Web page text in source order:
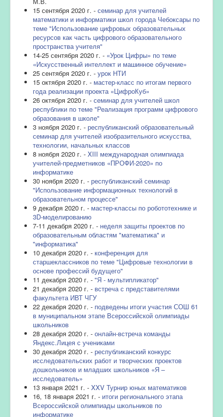
15 сентября 2020 г. - семинар для учителей
математики и информатики школ города Чебоксары по
теме "Использование цифровых образовательных
ресурсов как часть цифрового образовательного
пространства учителя"
14-25 сентября 2020 г. - «Урок Цифры» по теме
«Искусственный интеллект и машинное обучение»
25 сентября 2020 г. - урок НТИ
15 октября 2020 г. - мастер-класс по итогам первого
года реализации проекта «ЦифроКуб»
26 октября 2020 г. - семинар для учителей школ
республики по теме "Реализация программ цифрового
образования в школе"
3 ноября 2020 г. - республиканский образовательный
семинар для учителей изобразительного искусства,
технологии, начальных классов
8 ноября 2020 г. - XIII международная олимпиада
учителей-предметников «ПРОФИ-2020» по
информатике
30 ноября 2020 г. - республиканский семинар
"Использование информационных технологий в
образовательном процессе"
9 декабря 2020 г. - мастер-классы по робототехнике и
3D-моделированию
7-11 декабря 2020 г. - неделя защиты проектов по
образовательным областям "математика" и
"информатика"
10 декабря 2020 г. - конференция для
старшеклассников по теме "Цифровые технологии в
основе профессий будущего"
11 декабря 2020 г. - "Я - мультипликатор"
21 декабря 2020 г. - встреча с представителями
факультета ИВТ ЧГУ
22 декабря 2020 г. - подведены итоги участия СОШ 61
в муниципальном этапе Всероссийской олимпиады
школьников
28 декабря 2020 г. - онлайн-встреча команды
Яндекс.Лицея с учениками
30 декабря 2020 г. - республиканский конкурс
исследовательских работ и творческих проектов
дошкольников и младших школьников «Я –
исследователь»
13 января 2021 г. - XXV Турнир юных математиков
16, 18 января 2021 г. - итоги регионального этапа
Всероссийской олимпиады школьников по
информатике